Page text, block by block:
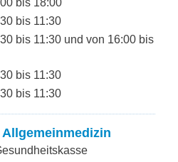
bis 18:00
bis 11:30
bis 11:30 und von 16:00 bis
bis 11:30
bis 11:30